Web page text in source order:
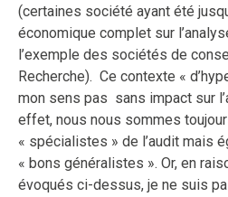
(certaines société ayant été
économique complet sur
l’exemple des sociétés de
Recherche). Ce contexte «
mon sens pas sans impact sur
effet, nous nous sommes
« spécialistes » de l’audit mais
« bons généralistes ». Or, en
évoqués ci-dessus, je ne suis